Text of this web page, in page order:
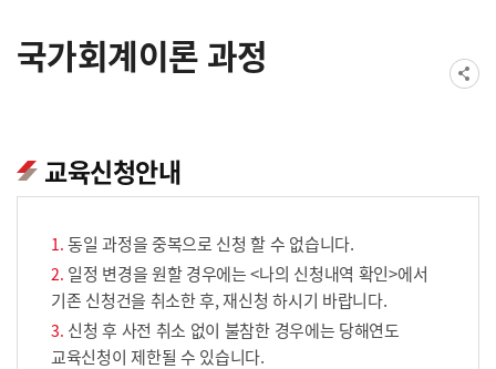
국가회계이론 과정
교육신청안내
동일 과정을 중복으로 신청 할 수 없습니다.
일정 변경을 원할 경우에는 <나의 신청내역 확인>에서
기존 신청건을 취소한 후, 재신청 하시기 바랍니다.
신청 후 사전 취소 없이 불참한 경우에는 당해연도
교육신청이 제한될 수 있습니다.